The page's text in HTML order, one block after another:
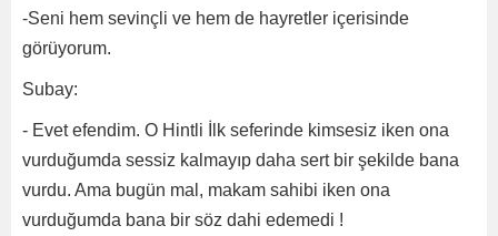
-Seni hem sevinçli ve hem de hayretler içerisinde
görüyorum.
Subay:
- Evet efendim. O Hintli İlk seferinde kimsesiz iken ona
vurduğumda sessiz kalmayıp daha sert bir şekilde bana
vurdu. Ama bugün mal, makam sahibi iken ona
vurduğumda bana bir söz dahi edemedi !